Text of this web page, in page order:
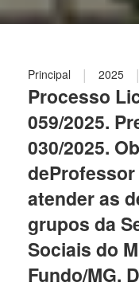
Principal | 2025 |
Processo
059/2025.
030/2025.
deProfessor
atender as
grupos da
Sociais do
Fundo/MG.